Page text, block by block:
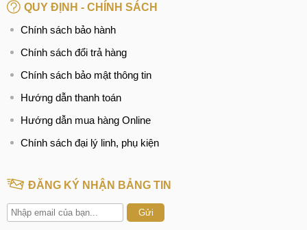
QUY ĐỊNH - CHÍNH SÁCH
Chính sách bảo hành
Chính sách đổi trả hàng
Chính sách bảo mật thông tin
Hướng dẫn thanh toán
Hướng dẫn mua hàng Online
Chính sách đại lý linh, phụ kiện
ĐĂNG KÝ NHẬN BẢNG TIN
Gửi